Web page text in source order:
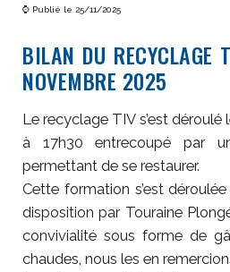
⌚ Publié le 25/11/2025
BILAN DU RECYCLAGE
NOVEMBRE 2025
Le recyclage TIV s’est
à 17h30 entrecoupé par
permettant de se restaurer.
Cette formation s’est
disposition par Touraine
convivialité sous forme de
chaudes, nous les en